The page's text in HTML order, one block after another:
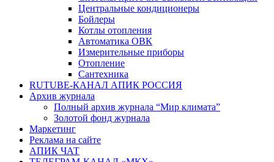
Центральные кондиционеры
Бойлеры
Котлы отопления
Автоматика ОВК
Измерительные приборы
Отопление
Сантехника
RUTUBE-КАНАЛ АПИК РОССИЯ
Архив журнала
Полный архив журнала “Мир климата”
Золотой фонд журнала
Маркетинг
Реклама на сайте
АПИК ЧАТ